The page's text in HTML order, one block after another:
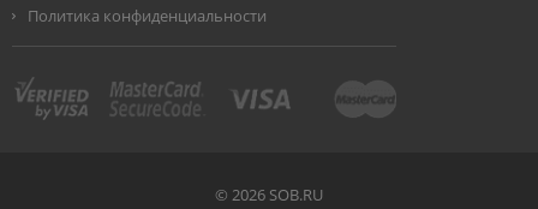
Политика конфиденциальности
© 2026 SOB.RU